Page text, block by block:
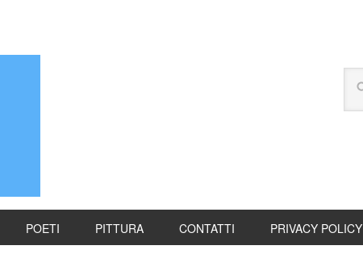
POETI PITTURA CONTATTI PRIVACY POLICY